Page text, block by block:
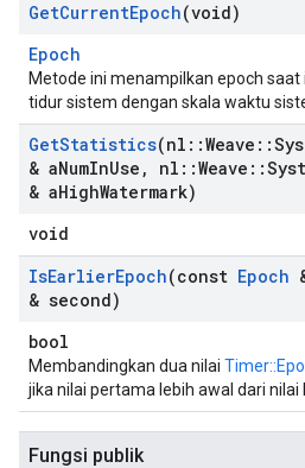
GetCurrentEpoch(void)
Epoch
Metode ini menampilkan epoch saat
tidur sistem dengan skala waktu
GetStatistics(nl ::Weave ::
& aNumInUse , nl ::Weave ::
& aHighWatermark)
void
IsEarlierEpoch(const Epoch
& second)
bool
Membandingkan dua nilai
jika nilai pertama lebih awal dari nilai
Fungsi publik